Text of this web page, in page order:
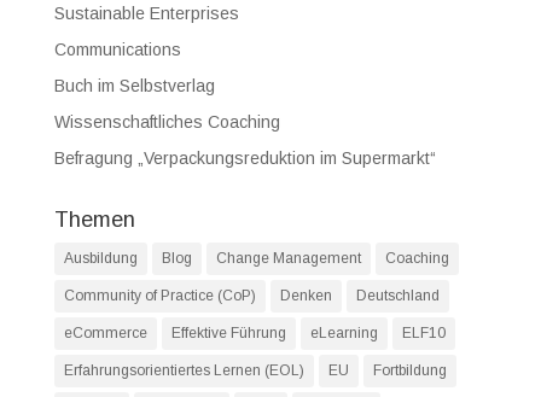
Sustainable Enterprises
Communications
Buch im Selbstverlag
Wissenschaftliches Coaching
Befragung „Verpackungsreduktion im Supermarkt“
Themen
Ausbildung Blog Change Management Coaching
Community of Practice (CoP) Denken Deutschland
eCommerce Effektive Führung eLearning ELF10
Erfahrungsorientiertes Lernen (EOL) EU Fortbildung